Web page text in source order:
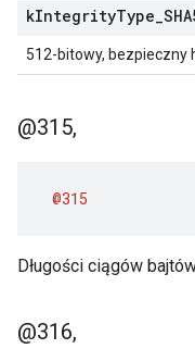
kIntegrityType
512-bitowy, bezpieczny
@315,
@315
Długości ciągów
@316,